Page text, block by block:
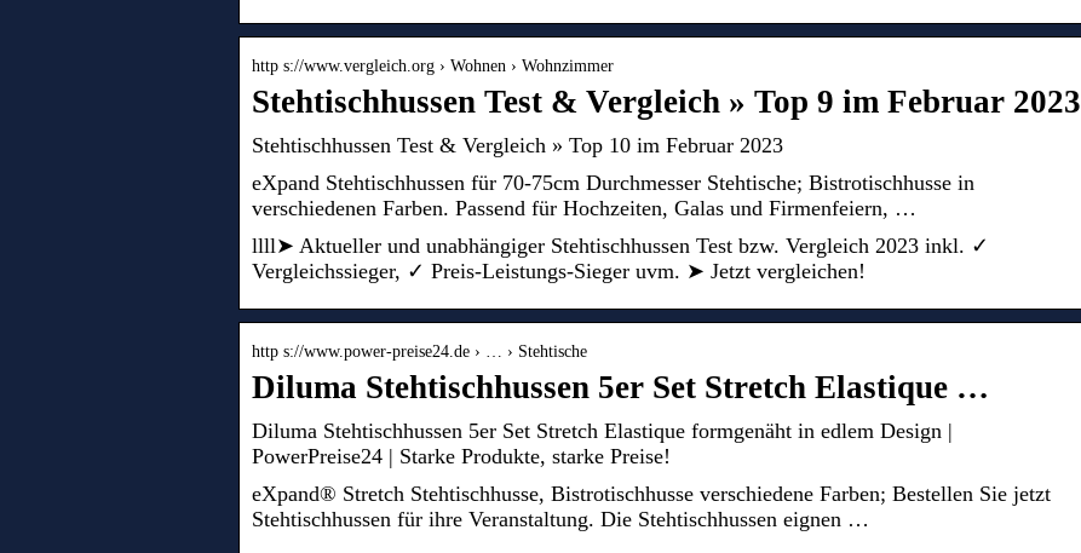
http s://www.vergleich.org › Wohnen › Wohnzimmer
Stehtischhussen Test & Vergleich » Top 9 im Februar 2023
Stehtischhussen Test & Vergleich » Top 10 im Februar 2023
eXpand Stehtischhussen für 70-75cm Durchmesser Stehtische; Bistrotischhusse in
verschiedenen Farben. Passend für Hochzeiten, Galas und Firmenfeiern, …
llll➤ Aktueller und unabhängiger Stehtischhussen Test bzw. Vergleich 2023 inkl. ✓
Vergleichssieger, ✓ Preis-Leistungs-Sieger uvm. ➤ Jetzt vergleichen!
http s://www.power-preise24.de › … › Stehtische
Diluma Stehtischhussen 5er Set Stretch Elastique …
Diluma Stehtischhussen 5er Set Stretch Elastique formgenäht in edlem Design |
PowerPreise24 | Starke Produkte, starke Preise!
eXpand® Stretch Stehtischhusse, Bistrotischhusse verschiedene Farben; Bestellen Sie jetzt
Stehtischhussen für ihre Veranstaltung. Die Stehtischhussen eignen …